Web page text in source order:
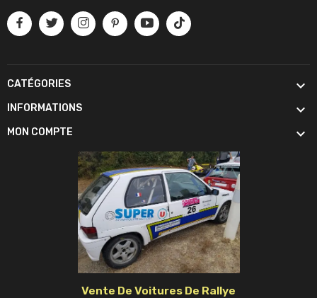
CATÉGORIES 
INFORMATIONS 
MON COMPTE 
Vente De Voitures De Rallye